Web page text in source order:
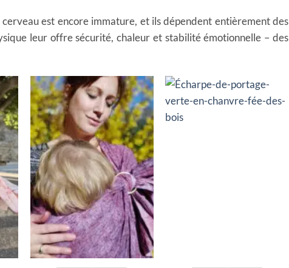
est encore immature, et ils dépendent entièrement des
leur offre sécurité, chaleur et stabilité émotionnelle – des